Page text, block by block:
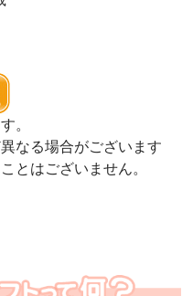
。
なる場合がございます
とはございません。